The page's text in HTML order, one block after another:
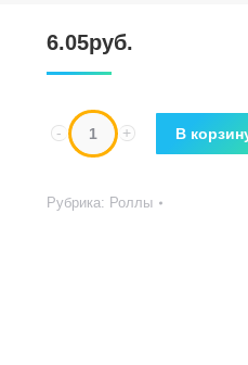
6.05руб.
Количество В
Рубрика: Роллы